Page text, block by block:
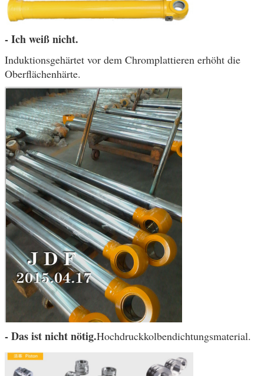
- Ich weiß nicht.
Induktionsgehärtet vor dem Chromplattieren erhöht die
Oberflächenhärte.
- Das ist nicht nötig.Hochdruckkolbendichtungsmaterial.